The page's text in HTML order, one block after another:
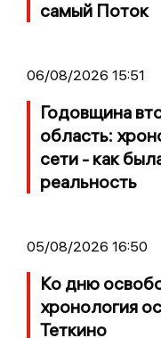
самый Поток
06/08/2026 15:51
Годовщина
область:
сети - как
реальность
05/08/2026 16:50
Ко дню
хронология
Теткино